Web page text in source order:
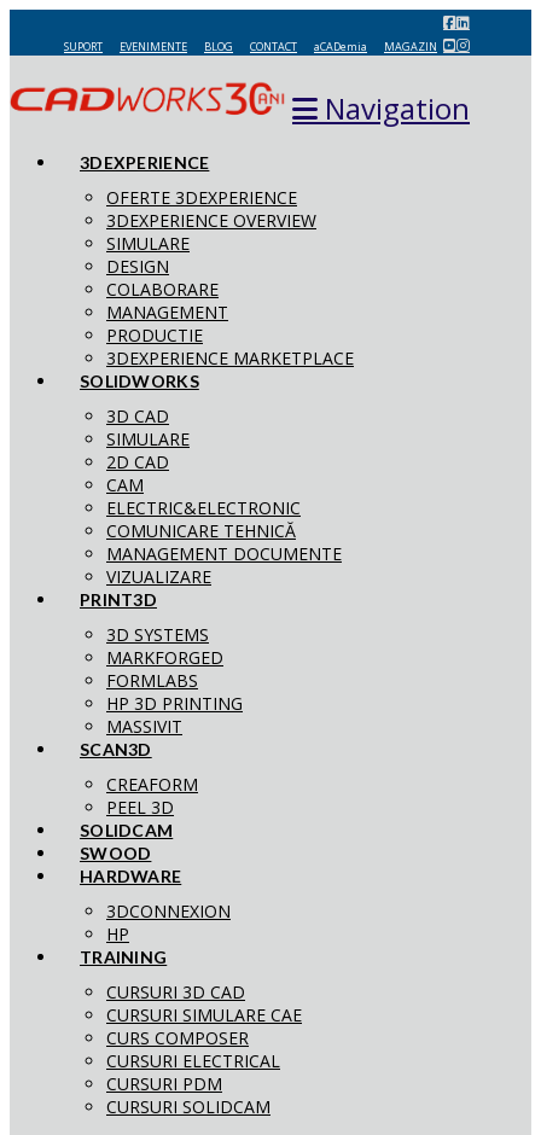
SUPORT EVENIMENTE BLOG CONTACT aCADemia MAGAZIN
Navigation
3DEXPERIENCE
OFERTE 3DEXPERIENCE
3DEXPERIENCE OVERVIEW
SIMULARE
DESIGN
COLABORARE
MANAGEMENT
PRODUCTIE
3DEXPERIENCE MARKETPLACE
SOLIDWORKS
3D CAD
SIMULARE
2D CAD
CAM
ELECTRIC&ELECTRONIC
COMUNICARE TEHNICĂ
MANAGEMENT DOCUMENTE
VIZUALIZARE
PRINT3D
3D SYSTEMS
MARKFORGED
FORMLABS
HP 3D PRINTING
MASSIVIT
SCAN3D
CREAFORM
PEEL 3D
SOLIDCAM
SWOOD
HARDWARE
3DCONNEXION
HP
TRAINING
CURSURI 3D CAD
CURSURI SIMULARE CAE
CURS COMPOSER
CURSURI ELECTRICAL
CURSURI PDM
CURSURI SOLIDCAM